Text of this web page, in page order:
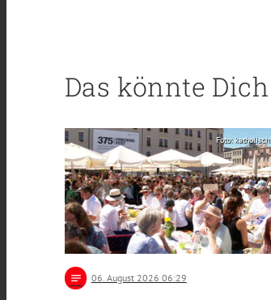
Das könnte
Foto:
notes 06 . August 2026 06:29